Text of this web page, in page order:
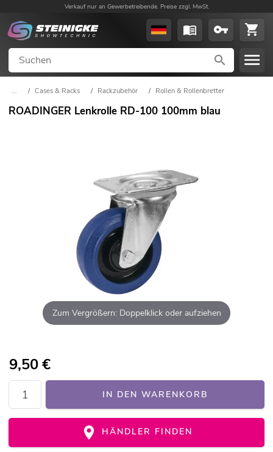
Verkauf nur an Gewerbetreibende. Preise zzgl. MwSt.
... / Cases & Racks / Rackzubehör / Rollen & Rollenbretter
ROADINGER Lenkrolle RD-100 100mm blau
Zum Vergrößern: Doppelklick oder aufziehen
9,50€
IN DEN WARENKORB
HÄNDLER FINDEN